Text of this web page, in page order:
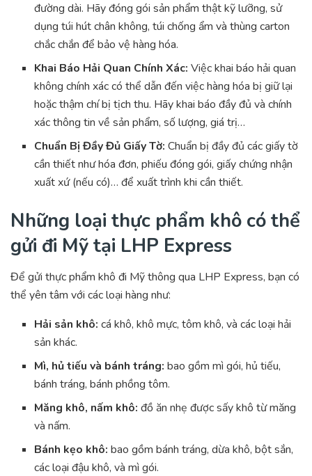
đường dài. Hãy đóng gói sản phẩm thật kỹ lưỡng, sử
dụng túi hút chân không, túi chống ẩm và thùng carton
chắc chắn để bảo vệ hàng hóa.
Khai Báo Hải Quan Chính Xác: Việc khai báo hải quan
không chính xác có thể dẫn đến việc hàng hóa bị giữ lại
hoặc thậm chí bị tịch thu. Hãy khai báo đầy đủ và chính
xác thông tin về sản phẩm, số lượng, giá trị…
Chuẩn Bị Đầy Đủ Giấy Tờ: Chuẩn bị đầy đủ các giấy tờ
cần thiết như hóa đơn, phiếu đóng gói, giấy chứng nhận
xuất xứ (nếu có)… để xuất trình khi cần thiết.
Những loại thực phẩm khô có thể
gửi đi Mỹ tại LHP Express
Để gửi thực phẩm khô đi Mỹ thông qua LHP Express, bạn có
thể yên tâm với các loại hàng như:
Hải sản khô: cá khô, khô mực, tôm khô, và các loại hải
sản khác.
Mì, hủ tiếu và bánh tráng: bao gồm mì gói, hủ tiếu,
bánh tráng, bánh phồng tôm.
Măng khô, nấm khô: đồ ăn nhẹ được sấy khô từ măng
và nấm.
Bánh kẹo khô: bao gồm bánh tráng, dừa khô, bột sắn,
các loại đậu khô, và mì gói.